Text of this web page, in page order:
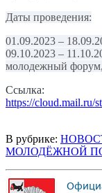
Даты проведения:
01.09.2023 –
09.10.2023 –
молодежный форум,
Ссылка:
https://cloud.mail.ru/
В рубрике:
МОЛОДЁЖНОЙ